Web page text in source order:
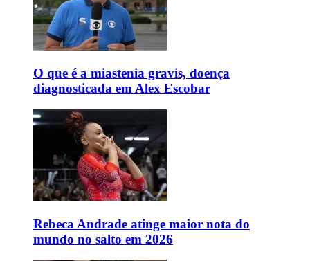
O que é a miastenia gravis, doença
diagnosticada em Alex Escobar
Rebeca Andrade atinge maior nota do
mundo no salto em 2026